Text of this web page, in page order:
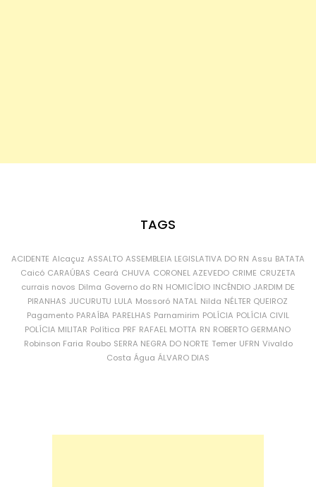
TAGS
ACIDENTE Alcaçuz ASSALTO ASSEMBLEIA LEGISLATIVA DO RN Assu BATATA
Caicó CARAÚBAS Ceará CHUVA CORONEL AZEVEDO CRIME CRUZETA
currais novos Dilma Governo do RN HOMICÍDIO INCÊNDIO JARDIM DE
PIRANHAS JUCURUTU LULA Mossoró NATAL Nilda NÉLTER QUEIROZ
Pagamento PARAÍBA PARELHAS Parnamirim POLÍCIA POLÍCIA CIVIL
POLÍCIA MILITAR Política PRF RAFAEL MOTTA RN ROBERTO GERMANO
Robinson Faria Roubo SERRA NEGRA DO NORTE Temer UFRN Vivaldo
Costa Água ÁLVARO DIAS